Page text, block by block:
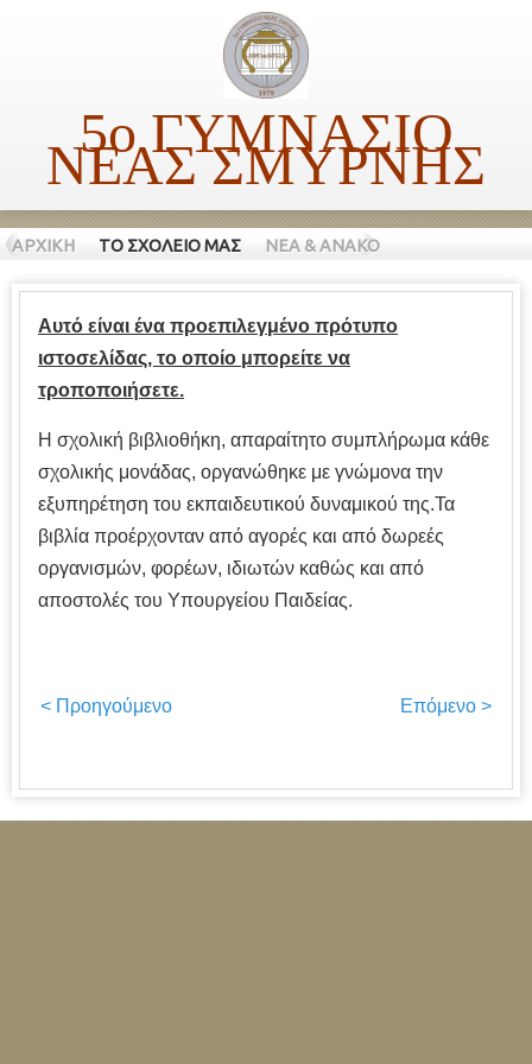
5ο ΓΥΜΝΑΣΙΟ
ΝΕΑΣ ΣΜΥΡΝΗΣ
ΑΡΧΙΚΗ ΤΟ ΣΧΟΛΕΙΟ ΜΑΣ ΝΕΑ & ΑΝΑΚΟΙΝΩΣΕΙΣ
Αυτό είναι ένα προεπιλεγμένο πρότυπο
ιστοσελίδας, το οποίο μπορείτε να
τροποποιήσετε.
Η σχολική βιβλιοθήκη, απαραίτητο συμπλήρωμα κάθε
σχολικής μονάδας, οργανώθηκε με γνώμονα την
εξυπηρέτηση του εκπαιδευτικού δυναμικού της.Τα
βιβλία προέρχονταν από αγορές και από δωρεές
οργανισμών, φορέων, ιδιωτών καθώς και από
αποστολές του Υπουργείου Παιδείας.
< Προηγούμενο Επόμενο >